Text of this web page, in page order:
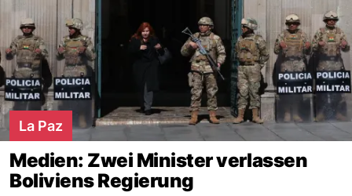
La Paz
Medien: Zwei Minister verlassen
Boliviens Regierung